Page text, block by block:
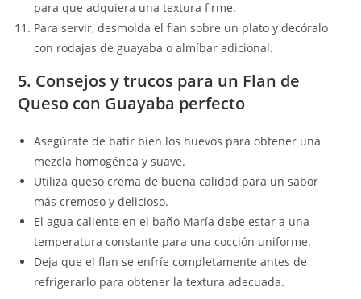
para que adquiera una textura firme.
Para servir, desmolda el flan sobre un plato y decóralo
con rodajas de guayaba o almíbar adicional.
5. Consejos y trucos para un Flan de
Queso con Guayaba perfecto
Asegúrate de batir bien los huevos para obtener una
mezcla homogénea y suave.
Utiliza queso crema de buena calidad para un sabor
más cremoso y delicioso.
El agua caliente en el baño María debe estar a una
temperatura constante para una cocción uniforme.
Deja que el flan se enfríe completamente antes de
refrigerarlo para obtener la textura adecuada.